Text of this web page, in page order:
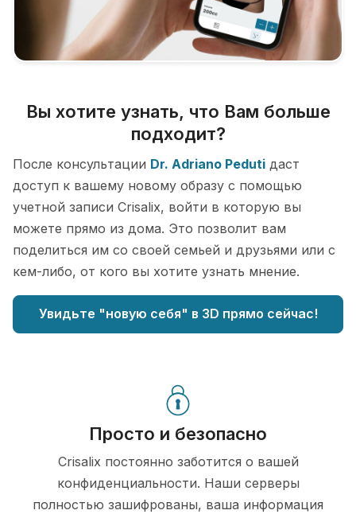
Вы хотите узнать, что Вам больше
подходит?
После консультации Dr. Adriano Peduti даст
доступ к вашему новому образу с помощью
учетной записи Crisalix, войти в которую вы
можете прямо из дома. Это позволит вам
поделиться им со своей семьей и друзьями или с
кем-либо, от кого вы хотите узнать мнение.
Увидьте "новую себя" в 3D прямо сейчас!
Просто и безопасно
Crisalix постоянно заботится о вашей
конфиденциальности. Наши серверы
полностью зашифрованы, ваша информация